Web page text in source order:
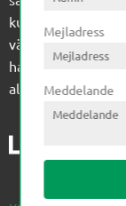
kunskap med
vägen fram till
har vi ett
allt ifrån
Mejladress
Meddelande